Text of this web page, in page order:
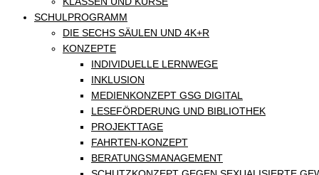
SCHULPROGRAMM
DIE SECHS SÄULEN UND 4K+R
KONZEPTE
INDIVIDUELLE LERNWEGE
INKLUSION
MEDIENKONZEPT GSG DIGITAL
LESEFÖRDERUNG UND BIBLIOTHEK
PROJEKTTAGE
FAHRTEN-KONZEPT
BERATUNGSMANAGEMENT